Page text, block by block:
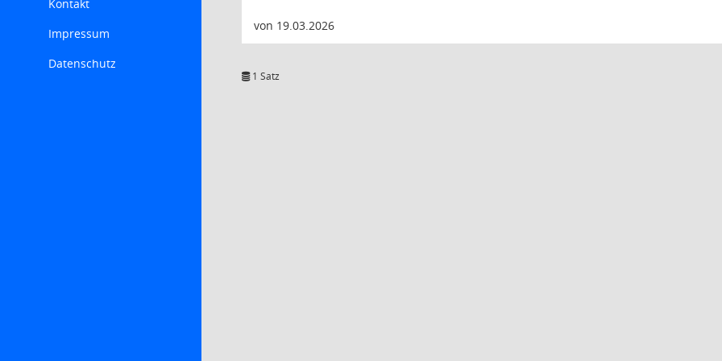
Kontakt
Impressum
Datenschutz
von 19.03.2026
1 Satz